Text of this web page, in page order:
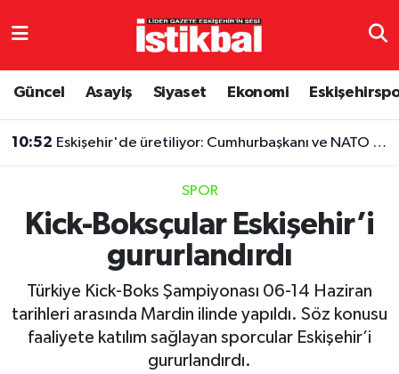
Güncel Asayiş Siyaset Ekonomi
10:52 Eskişehir'de üretiliyor: Cumhurbaşkanı ve NATO liderlerinin de tercihi oldu
SPOR
Kick-Boksçular Eskişehir’i
gururlandırdı
Türkiye Kick-Boks Şampiyonası 06-14 Haziran
tarihleri arasında Mardin ilinde yapıldı. Söz konusu
faaliyete katılım sağlayan sporcular Eskişehir’i
gururlandırdı.
Eskişehirspor
Eğitim
Ekonomi
Eskişehir Nöbetçi Eczaneler
TFF 3.Lig 4.Grup Puan Durumu ve Fikstür
Tüm Manşetler
Son Dakika Haberleri